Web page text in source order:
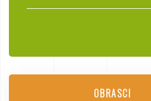
OBRASCI